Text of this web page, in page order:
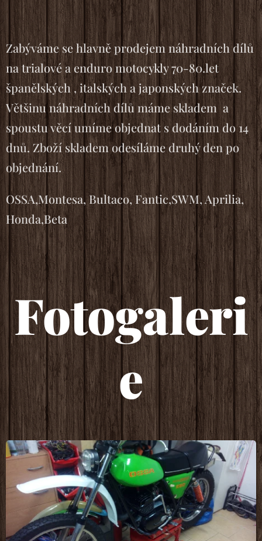
Zabýváme se hlavně prodejem náhradních dílů
na trialové a enduro motocykly 70-80.let
španělských , italských a japonských značek.
Většinu náhradních dílů máme skladem a
spoustu věcí umíme objednat s dodáním do 14
dnů. Zboží skladem odesíláme druhý den po
objednání.
OSSA,Montesa, Bultaco, Fantic,SWM, Aprilia,
Honda,Beta
Fotogaleri
e